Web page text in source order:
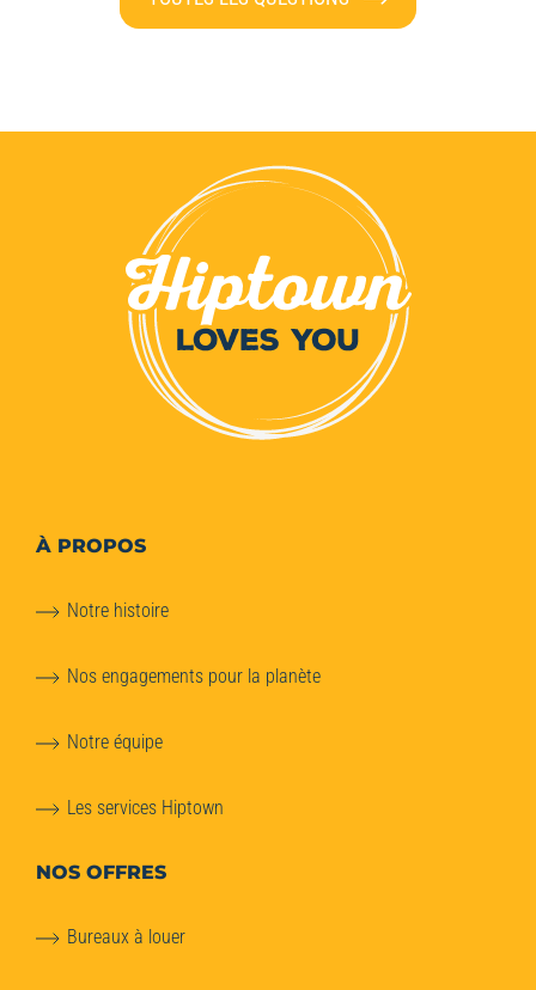
À PROPOS
Notre histoire
Nos engagements pour la planète
Notre équipe
Les services Hiptown
NOS OFFRES
Bureaux à louer